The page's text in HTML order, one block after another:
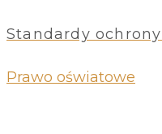
Standardy
Prawo oświatowe